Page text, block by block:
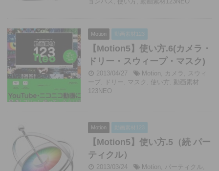
Motion
【Motion5】使い方.6(カメラ・
ドリー・スウィープ・マスク)
2013/04/27 Motion, カメラ , スウィ
ープ , ドリー , マスク , 使い方, 動画素材
123NEO
Motion
【Motion5】使い方.5（続 パー
ティクル）
2013/03/24 Motion, パーティクル,